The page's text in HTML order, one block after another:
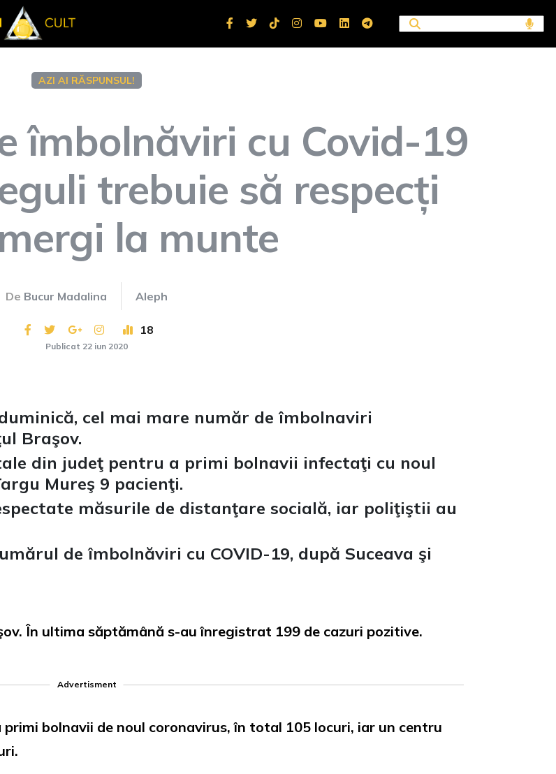
AZI AI RĂSPUNSUL!
îmbolnăviri cu Covid-19
trebuie să respecți
la munte
De Bucur Madalina Aleph
18
Publicat 22 iun 2020
cel mai mare număr de îmbolnaviri
Braşov.
din judeţ pentru a primi bolnavii infectaţi cu noul
Mureş 9 pacienţi.
măsurile de distanţare socială, iar poliţiştii au
de îmbolnăviri cu COVID-19, după Suceava şi
În ultima săptămână s-au înregistrat 199 de cazuri pozitive.
Advertisment
bolnavii de noul coronavirus, în total 105 locuri, iar un centru